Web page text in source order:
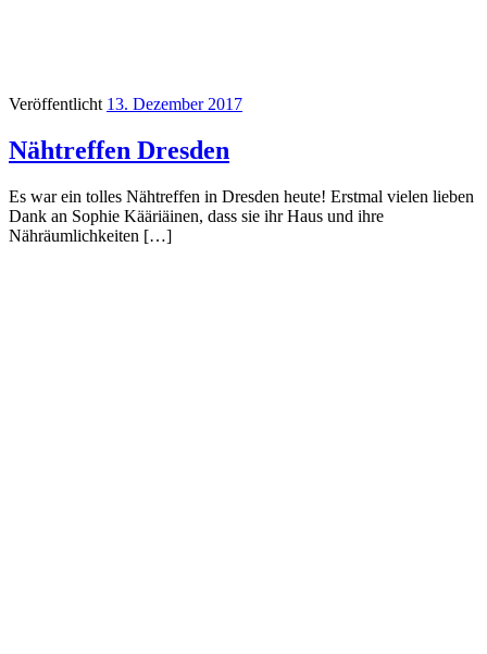
Veröffentlicht 13. Dezember 2017
Nähtreffen Dresden
Es war ein tolles Nähtreffen in Dresden heute! Erstmal vielen lieben
Dank an Sophie Kääriäinen, dass sie ihr Haus und ihre
Nähräumlichkeiten […]